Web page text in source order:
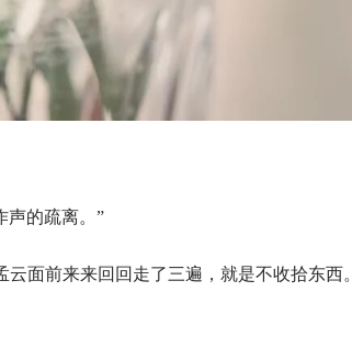
声的疏离。”
面前来来回回走了三遍，就是不收拾东西